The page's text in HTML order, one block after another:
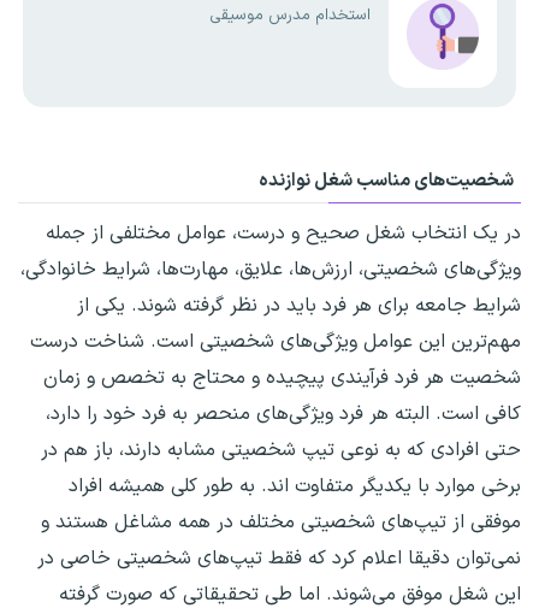
استخدام مدرس موسیقی
شخصیت‌های مناسب شغل نوازنده
در یک انتخاب شغل صحیح و درست، عوامل مختلفی از جمله
ویژگی‌های شخصیتی، ارزش‌ها، علایق، مهارت‌ها، شرایط خانوادگی،
شرایط جامعه برای هر فرد باید در نظر گرفته شوند. یکی از
مهم‌ترین این عوامل ویژگی‌های شخصیتی است. شناخت درست
شخصیت هر فرد فرآیندی پیچیده و محتاج به تخصص و زمان
کافی است. البته هر فرد ویژگی‌های منحصر به فرد خود را دارد،
حتی افرادی که به نوعی تیپ شخصیتی مشابه دارند، باز هم در
برخی موارد با یکدیگر متفاوت اند. به طور کلی همیشه افراد
موفقی از تیپ‌های شخصیتی مختلف در همه مشاغل هستند و
نمی‌توان دقیقا اعلام کرد که فقط تیپ‌های شخصیتی خاصی در
این شغل موفق می‌شوند. اما طی تحقیقاتی که صورت گرفته